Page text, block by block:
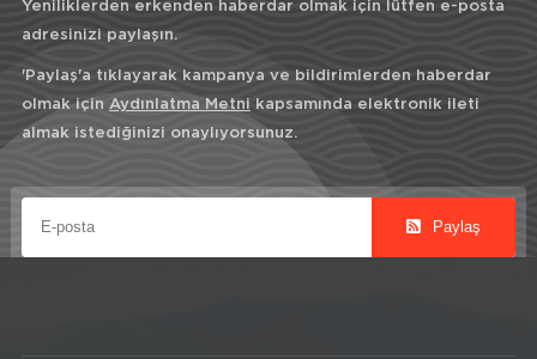
Yeniliklerden erkenden haberdar olmak için lütfen e-posta
adresinizi paylaşın.
'Paylaş'a tıklayarak kampanya ve bildirimlerden haberdar
olmak için Aydınlatma Metni kapsamında elektronik ileti
almak istediğinizi onaylıyorsunuz.
Paylaş